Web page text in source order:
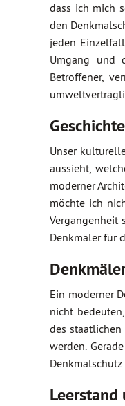
dass ich mich
den
jeden
Umgang und
Betroffener,
Unser
aussieht,
moderner
möchte ich
Vergangenheit
Denkmäler für
Ein moderner
nicht
des
werden.